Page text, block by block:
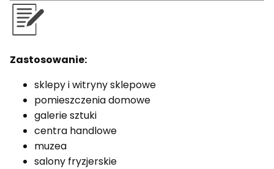
Zastosowanie:
sklepy i witryny sklepowe
pomieszczenia domowe
galerie sztuki
centra handlowe
muzea
salony fryzjerskie